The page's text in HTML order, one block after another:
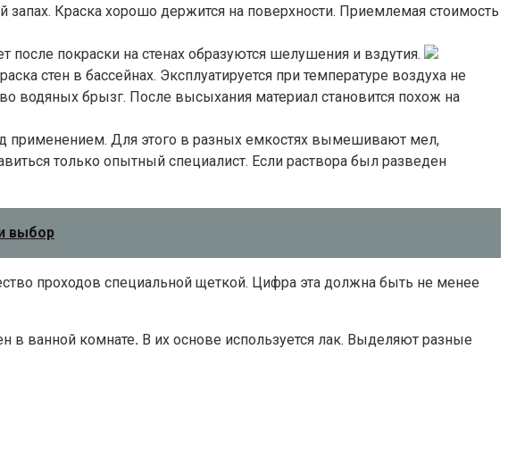
запах. Краска хорошо держится на поверхности. Приемлемая стоимость
покраски на стенах образуются шелушения и вздутия.
стен в бассейнах. Эксплуатируется при температуре воздуха не
водяных брызг. После высыхания материал становится похож на
применением. Для этого в разных емкостях вымешивают мел,
только опытный специалист. Если раствора был разведен
выбор
проходов специальной щеткой. Цифра эта должна быть не менее
в ванной комнате. В их основе используется лак. Выделяют разные